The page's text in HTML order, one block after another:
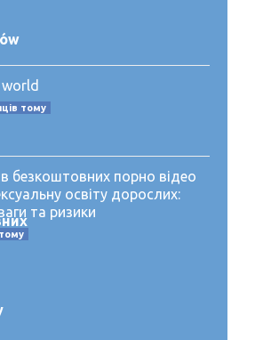
тому
безкоштовних порно відео
освіту дорослих:
та ризики